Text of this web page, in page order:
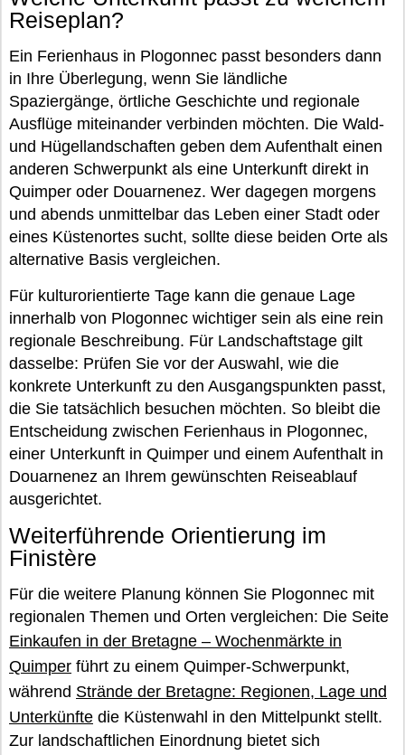
Reiseplan?
Ein Ferienhaus in Plogonnec passt besonders dann
in Ihre Überlegung, wenn Sie ländliche
Spaziergänge, örtliche Geschichte und regionale
Ausflüge miteinander verbinden möchten. Die Wald-
und Hügellandschaften geben dem Aufenthalt einen
anderen Schwerpunkt als eine Unterkunft direkt in
Quimper oder Douarnenez. Wer dagegen morgens
und abends unmittelbar das Leben einer Stadt oder
eines Küstenortes sucht, sollte diese beiden Orte als
alternative Basis vergleichen.
Für kulturorientierte Tage kann die genaue Lage
innerhalb von Plogonnec wichtiger sein als eine rein
regionale Beschreibung. Für Landschaftstage gilt
dasselbe: Prüfen Sie vor der Auswahl, wie die
konkrete Unterkunft zu den Ausgangspunkten passt,
die Sie tatsächlich besuchen möchten. So bleibt die
Entscheidung zwischen Ferienhaus in Plogonnec,
einer Unterkunft in Quimper und einem Aufenthalt in
Douarnenez an Ihrem gewünschten Reiseablauf
ausgerichtet.
Weiterführende Orientierung im
Finistère
Für die weitere Planung können Sie Plogonnec mit
regionalen Themen und Orten vergleichen: Die Seite
Einkaufen in der Bretagne – Wochenmärkte in
Quimper führt zu einem Quimper-Schwerpunkt,
während Strände der Bretagne: Regionen, Lage und
Unterkünfte die Küstenwahl in den Mittelpunkt stellt.
Zur landschaftlichen Einordnung bietet sich